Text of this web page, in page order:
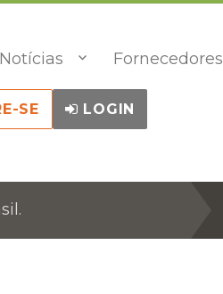
Notícias Fornecedores
SE LOGIN